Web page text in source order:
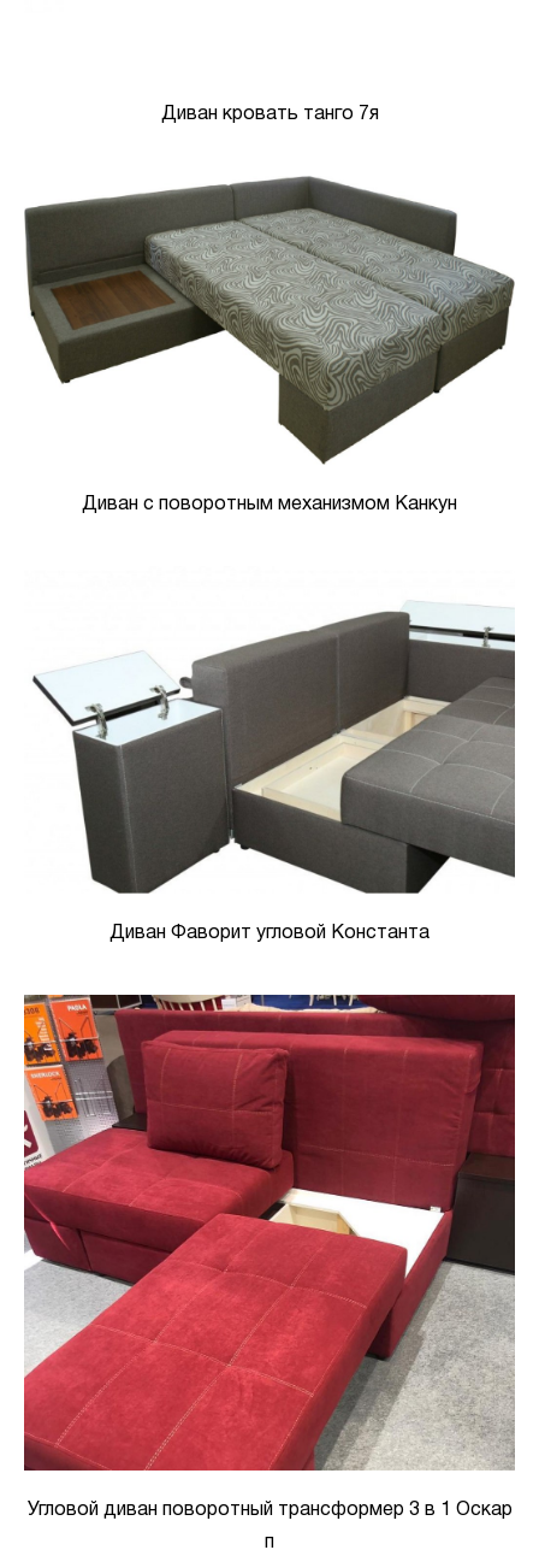
Диван кровать танго 7я
Диван с поворотным механизмом Канкун
Диван Фаворит угловой Константа
Угловой диван поворотный трансформер 3 в 1 Оскар
п